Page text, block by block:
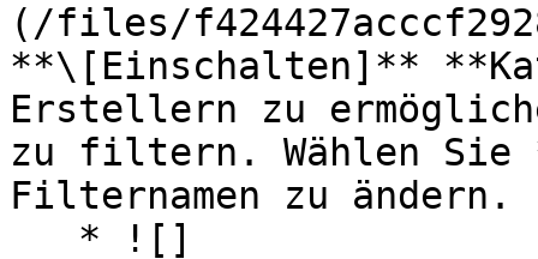
(/files/
**\[Einschalten]**
Erstellern zu
zu filtern. Wählen Sie
Filternamen zu ändern.